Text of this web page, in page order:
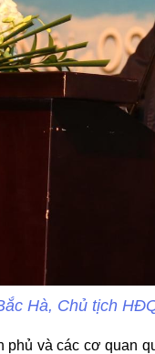
Hà, Chủ tịch
và các cơ quan